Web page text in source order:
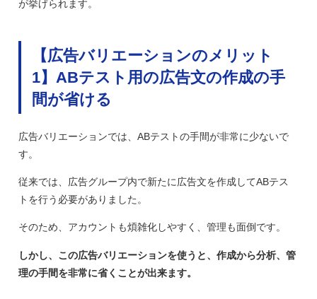
が挙げられます。
【広告バリエーションのメリット
1】ABテスト用の広告文の作成の手
間が省ける
広告バリエーションでは、ABテストの手間が非常に少ないで
す。
従来では、広告グループ内で新たに広告文を作成してABテス
トを行う必要がありました。
そのため、アカウントも煩雑化しやすく、管理も面倒です。
しかし、この広告バリエーションを使うと、作成から分析、管
理の手間を非常に省くことが出来ます。